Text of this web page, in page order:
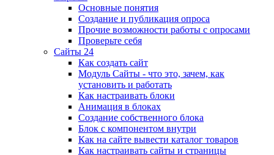
Основные понятия
Создание и публикация опроса
Прочие возможности работы с опросами
Проверьте себя
Сайты 24
Как создать сайт
Модуль Сайты - что это, зачем, как
установить и работать
Как настраивать блоки
Анимация в блоках
Создание собственного блока
Блок с компонентом внутри
Как на сайте вывести каталог товаров
Как настраивать сайты и страницы